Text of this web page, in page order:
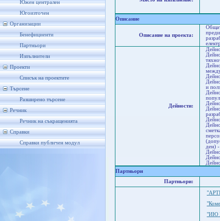
Южен централен
Югоизточен
Организации
Бенефициенти
Партньори
Изпълнители
Проекти
Списък на проектите
Търсене
Разширено търсене
Речник
Речник на съкращенията
Справки
Справки публичен модул
Описание
Описание на проекта:
Дейности:
и
ден) -
Партньори
Партньори:
"ИЮ